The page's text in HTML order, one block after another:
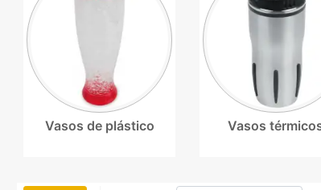
Vasos de plástico Vasos